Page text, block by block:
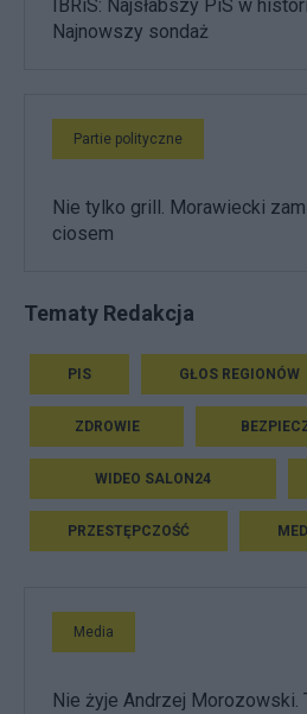
IBRiS: Najsłabszy PiS w
Najnowszy sondaż
Partie polityczne
Nie tylko grill. Morawiecki
ciosem
Tematy Redakcja
PIS GŁOS REGIONÓW
ZDROWIE
WIDEO SALON24
PRZESTĘPCZOŚĆ
Media
Nie żyje Andrzej Morozowski.